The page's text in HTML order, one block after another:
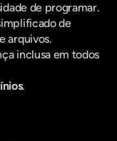
de programar.
de
arquivos.
inclusa em todos
.